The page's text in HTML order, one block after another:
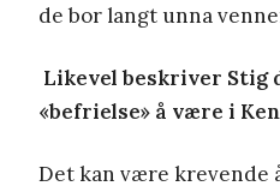
de bor langt unna
Likevel beskriver Stig
«befrielse» å være i
Det kan være krevende